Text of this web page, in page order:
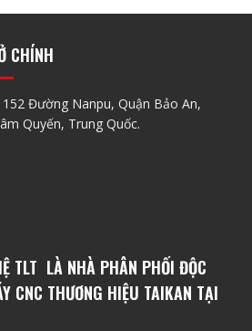
CHÍNH
152 Đường Nanpu, Quận Bảo An,
Quyến, Trung Quốc.
TLT LÀ NHÀ PHÂN PHỐI ĐỘC
CNC THƯƠNG HIỆU TAIKAN TẠI